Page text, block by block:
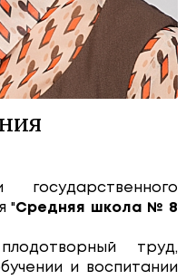
государственного
"Средняя школа № 8
труд,
и воспитании